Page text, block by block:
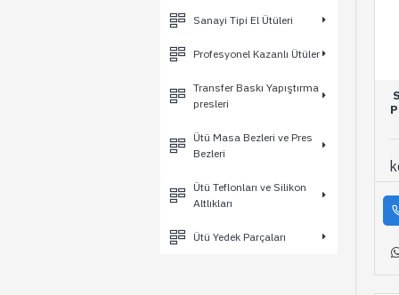
Sanayi Tipi El Ütüleri
Profesyonel Kazanlı Ütüler
Transfer Baskı Yapıştırma
presleri
Ütü Masa Bezleri ve Pres
Bezleri
Ütü Teflonları ve Silikon
Altlıkları
Ütü Yedek Parçaları